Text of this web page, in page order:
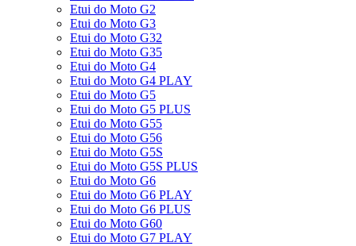
Etui do Moto G2
Etui do Moto G3
Etui do Moto G32
Etui do Moto G35
Etui do Moto G4
Etui do Moto G4 PLAY
Etui do Moto G5
Etui do Moto G5 PLUS
Etui do Moto G55
Etui do Moto G56
Etui do Moto G5S
Etui do Moto G5S PLUS
Etui do Moto G6
Etui do Moto G6 PLAY
Etui do Moto G6 PLUS
Etui do Moto G60
Etui do Moto G7 PLAY